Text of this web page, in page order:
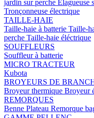
jardin sur perche Elagueuse
Tronçonneuse électrique
TAILLE-HAIE
Taille-haie à batterie Taille-
perche Taille-haie éléctrique
SOUFFLEURS
Souffleur à batterie
MICRO TRACTEUR
Kubota
BROYEURS DE
Broyeur thermique Broyeur
REMORQUES
Benne Plateau Remorque